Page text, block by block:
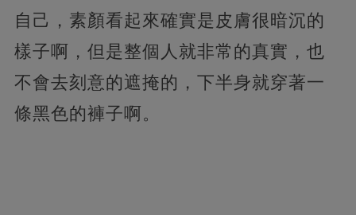
自己，素顏看起來確實是皮膚很暗沉的
樣子啊，但是整個人就非常的真實，也
不會去刻意的遮掩的，下半身就穿著一
條黑色的褲子啊。